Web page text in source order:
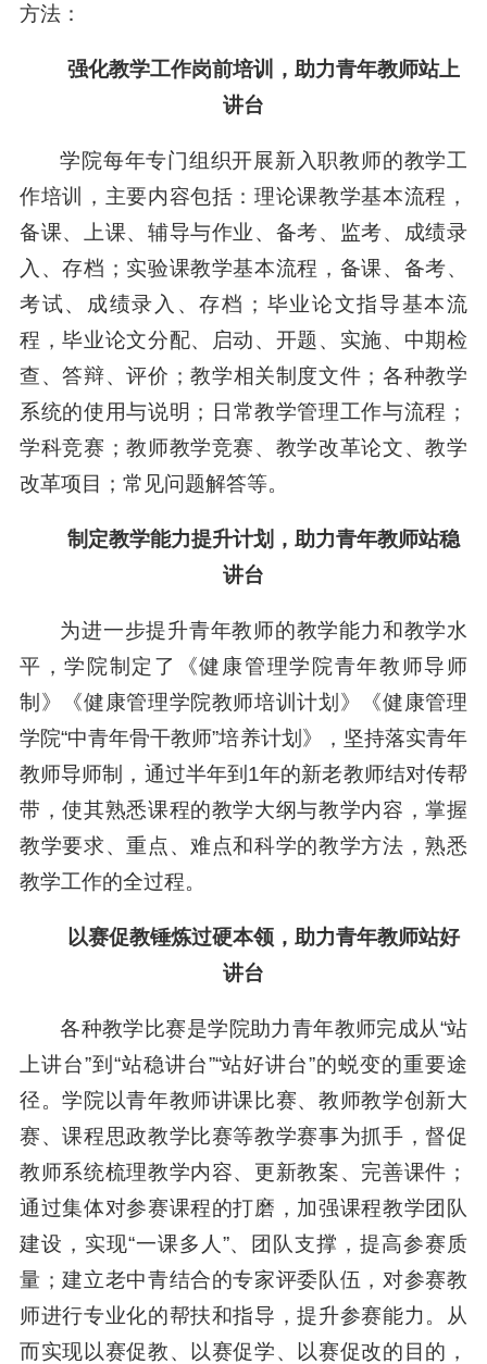
方法：
强化教学工作岗前培训，助力青年教师站上
讲台
学院每年专门组织开展新入职教师的教学工
作培训，主要内容包括：理论课教学基本流程，
备课、上课、辅导与作业、备考、监考、成绩录
入、存档；实验课教学基本流程，备课、备考、
考试、成绩录入、存档；毕业论文指导基本流
程，毕业论文分配、启动、开题、实施、中期检
查、答辩、评价；教学相关制度文件；各种教学
系统的使用与说明；日常教学管理工作与流程；
学科竞赛；教师教学竞赛、教学改革论文、教学
改革项目；常见问题解答等。
制定教学能力提升计划，助力青年教师站稳
讲台
为进一步提升青年教师的教学能力和教学水
平，学院制定了《健康管理学院青年教师导师
制》《健康管理学院教师培训计划》《健康管理
学院“中青年骨干教师”培养计划》，坚持落实青年
教师导师制，通过半年到1年的新老教师结对传帮
带，使其熟悉课程的教学大纲与教学内容，掌握
教学要求、重点、难点和科学的教学方法，熟悉
教学工作的全过程。
以赛促教锤炼过硬本领，助力青年教师站好
讲台
各种教学比赛是学院助力青年教师完成从“站
上讲台”到“站稳讲台”“站好讲台”的蜕变的重要途
径。学院以青年教师讲课比赛、教师教学创新大
赛、课程思政教学比赛等教学赛事为抓手，督促
教师系统梳理教学内容、更新教案、完善课件；
通过集体对参赛课程的打磨，加强课程教学团队
建设，实现“一课多人”、团队支撑，提高参赛质
量；建立老中青结合的专家评委队伍，对参赛教
师进行专业化的帮扶和指导，提升参赛能力。从
而实现以赛促教、以赛促学、以赛促改的目的，